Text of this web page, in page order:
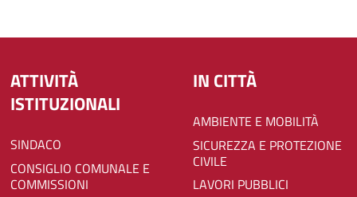
ATTIVITÀ
ISTITUZIONALI
SINDACO
CONSIGLIO COMUNALE E
COMMISSIONI
IN CITTÀ
AMBIENTE E MOBILITÀ
SICUREZZA E PROTEZIONE
CIVILE
LAVORI PUBBLICI